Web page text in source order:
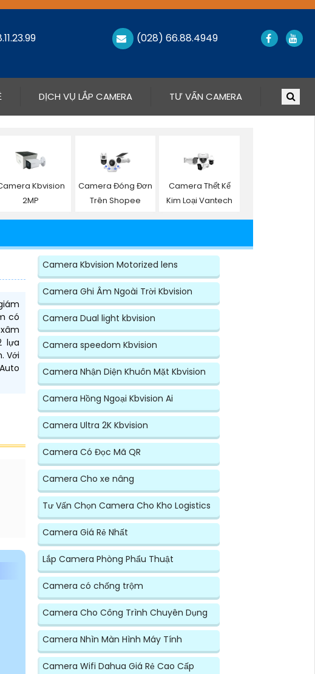
(028) 66.88.4949
DỊCH VỤ LẮP CAMERA TƯ VẤN CAMERA
Kbvision
2MP
Camera Đóng Đơn
Trên Shopee
Camera Thết Kế
Kim Loại Vantech
có
lựa
Với
Camera Kbvision Motorized lens
Camera Ghi Âm Ngoài Trời Kbvision
Camera Dual light kbvision
Camera speedom Kbvision
Camera Nhận Diện Khuôn Mặt Kbvision
Camera Hồng Ngoại Kbvision Ai
Camera Ultra 2K Kbvision
Camera Có Đọc Mã QR
Camera Cho xe nâng
Tư Vấn Chọn Camera Cho Kho Logistics
Camera Giá Rẻ Nhất
Lắp Camera Phòng Phẩu Thuật
Camera có chống trộm
Camera Cho Công Trình Chuyên Dụng
Camera Nhìn Màn Hình Máy Tính
Camera Wifi Dahua Giá Rẻ Cao Cấp